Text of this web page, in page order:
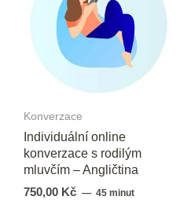
Konverzace
Individuální online
konverzace s rodilým
mluvčím – Angličtina
750,00 Kč 45 minut